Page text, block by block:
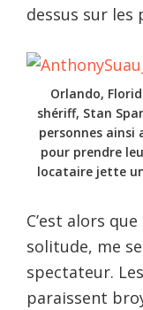
dessus sur les
Orlando,
shériff, Stan
personnes ainsi
pour prendre
locataire jette
C’est alors
solitude, me
spectateur.
paraissent